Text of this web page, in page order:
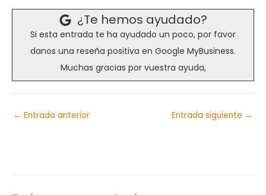
¿Te hemos ayudado?
Si esta entrada te ha ayudado un poco, por favor
danos una reseña positiva en Google MyBusiness.
Muchas gracias por vuestra ayuda,
← Entrada anterior Entrada siguiente →